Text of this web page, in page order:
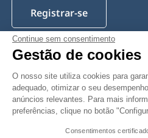
Continue sem consentimento
Gestão de cookies
O nosso site utiliza cookies para
adequado, otimizar o seu
anúncios relevantes. Para mais
preferências, clique no botão
Consentimentos
Registrar-se
Instagram
Equiclic © 2026